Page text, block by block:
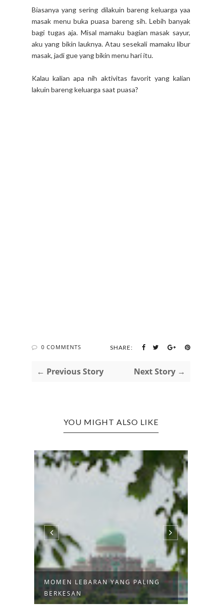
Biasanya yang sering dilakuin bareng keluarga yaa
masak menu buka puasa bareng sih. Lebih banyak
bagi tugas aja. Misal mamaku bagian masak sayur,
aku yang bikin lauknya. Atau sesekali mamaku libur
masak, jadi gue yang bikin menu hari itu.
Kalau kalian apa nih aktivitas favorit yang kalian
lakuin bareng keluarga saat puasa?
0 COMMENTS SHARE:
← Previous Story Next Story →
YOU MIGHT ALSO LIKE
KUE LEBARAN YANG WAJIB ADA
DI RUMAH